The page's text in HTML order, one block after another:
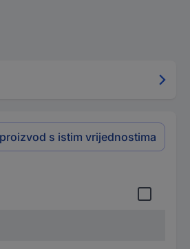
s istim vrijednostima